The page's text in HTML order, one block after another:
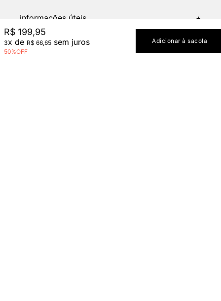
R$ 199,95
3x de R$ 66,65 sem juros
50%OFF
Adicionar à sacola
informações úteis
+
institucional
+
atendimento
+